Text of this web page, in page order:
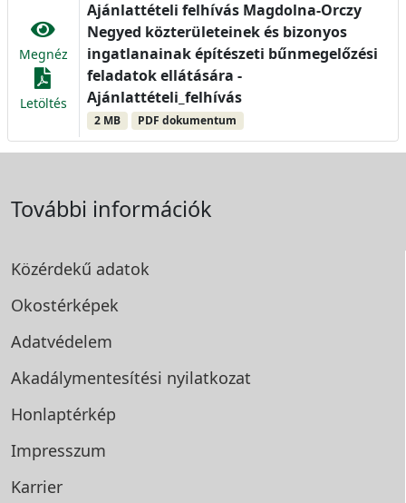
Megnéz
Letöltés
Ajánlattételi felhívás Magdolna-Orczy
Negyed közterületeinek és bizonyos
ingatlanainak építészeti bűnmegelőzési
feladatok ellátására -
Ajánlattételi_felhívás
2 MB PDF dokumentum
További információk
Közérdekű adatok
Okostérképek
Adatvédelem
Akadálymentesítési nyilatkozat
Honlaptérkép
Impresszum
Karrier